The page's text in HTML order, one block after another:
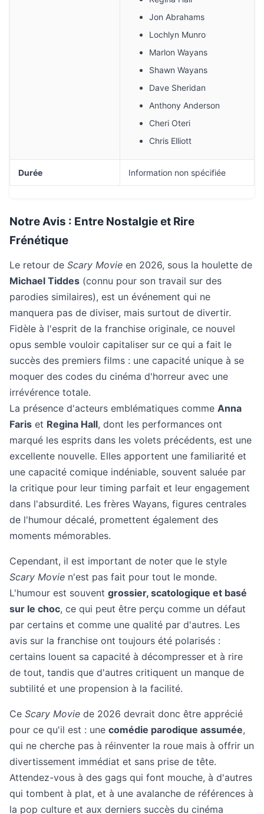
Jon Abrahams
Lochlyn Munro
Marlon Wayans
Shawn Wayans
Dave Sheridan
Anthony Anderson
Cheri Oteri
Chris Elliott
Durée Information non spécifiée
Notre Avis : Entre Nostalgie et Rire
Frénétique
Le retour de Scary Movie en 2026, sous la houlette de
Michael Tiddes (connu pour son travail sur des
parodies similaires), est un événement qui ne
manquera pas de diviser, mais surtout de divertir.
Fidèle à l'esprit de la franchise originale, ce nouvel
opus semble vouloir capitaliser sur ce qui a fait le
succès des premiers films : une capacité unique à se
moquer des codes du cinéma d'horreur avec une
irrévérence totale.
La présence d'acteurs emblématiques comme Anna
Faris et Regina Hall, dont les performances ont
marqué les esprits dans les volets précédents, est une
excellente nouvelle. Elles apportent une familiarité et
une capacité comique indéniable, souvent saluée par
la critique pour leur timing parfait et leur engagement
dans l'absurdité. Les frères Wayans, figures centrales
de l'humour décalé, promettent également des
moments mémorables.
Cependant, il est important de noter que le style
Scary Movie n'est pas fait pour tout le monde.
L'humour est souvent grossier, scatologique et basé
sur le choc, ce qui peut être perçu comme un défaut
par certains et comme une qualité par d'autres. Les
avis sur la franchise ont toujours été polarisés :
certains louent sa capacité à décompresser et à rire
de tout, tandis que d'autres critiquent un manque de
subtilité et une propension à la facilité.
Ce Scary Movie de 2026 devrait donc être apprécié
pour ce qu'il est : une comédie parodique assumée,
qui ne cherche pas à réinventer la roue mais à offrir un
divertissement immédiat et sans prise de tête.
Attendez-vous à des gags qui font mouche, à d'autres
qui tombent à plat, et à une avalanche de références à
la pop culture et aux derniers succès du cinéma